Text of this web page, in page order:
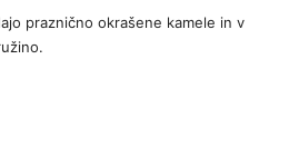
praznično okrašene kamele in v